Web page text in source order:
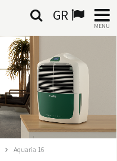
GR
MENU
Aquaria 16